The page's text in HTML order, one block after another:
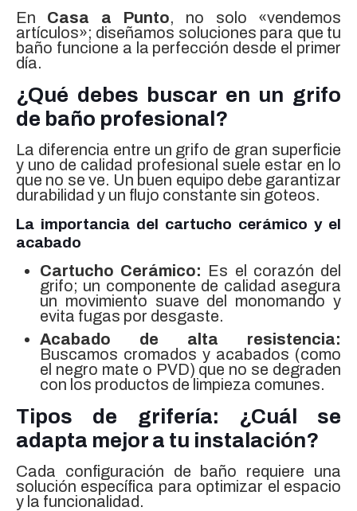
En Casa a Punto, no solo «vendemos
artículos»; diseñamos soluciones para que tu
baño funcione a la perfección desde el primer
día.
¿Qué debes buscar en un grifo
de baño profesional?
La diferencia entre un grifo de gran superficie
y uno de calidad profesional suele estar en lo
que no se ve. Un buen equipo debe garantizar
durabilidad y un flujo constante sin goteos.
La importancia del cartucho cerámico y el
acabado
Cartucho Cerámico: Es el corazón del
grifo; un componente de calidad asegura
un movimiento suave del monomando y
evita fugas por desgaste.
Acabado de alta resistencia:
Buscamos cromados y acabados (como
el negro mate o PVD) que no se degraden
con los productos de limpieza comunes.
Tipos de grifería: ¿Cuál se
adapta mejor a tu instalación?
Cada configuración de baño requiere una
solución específica para optimizar el espacio
y la funcionalidad.